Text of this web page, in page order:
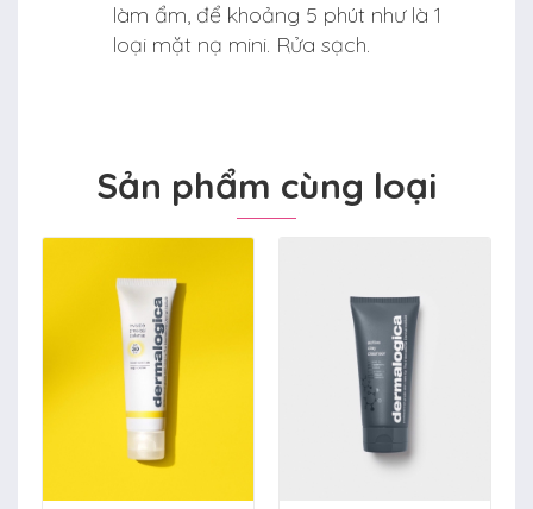
làm ẩm, để khoảng 5 phút như là 1
loại mặt nạ mini. Rửa sạch.
Sản phẩm cùng loại